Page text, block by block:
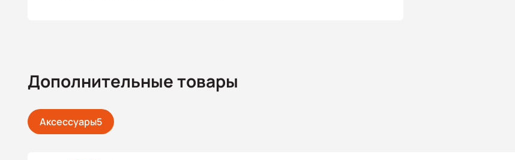
Дополнительные товары
Аксессуары5